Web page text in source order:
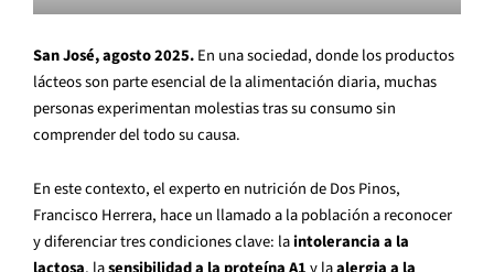
San José, agosto 2025.En una sociedad, donde los productos
lácteos son parte esencial de la alimentación diaria, muchas
personas experimentan molestias tras su consumo sin
comprender del todo su causa.
En este contexto, el experto en nutrición de Dos Pinos,
Francisco Herrera, hace un llamado a la población a reconocer
y diferenciar tres condiciones clave: laintolerancia a la